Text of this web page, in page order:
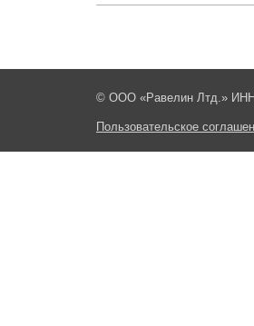
© ООО «Равелин Лтд.» ИНН
Пользовательское